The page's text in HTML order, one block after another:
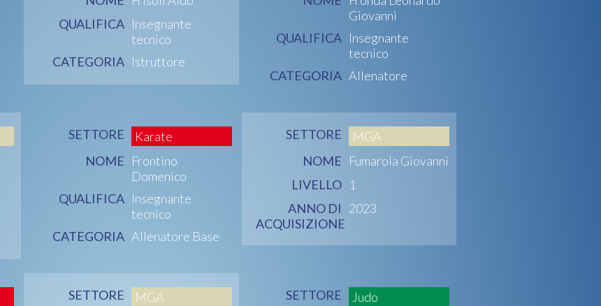
QUALIFICA Insegnante
tecnico
CATEGORIA Istruttore
Giovanni
QUALIFICA Insegnante
tecnico
CATEGORIA Allenatore
SETTORE
Karate
NOME Frontino
Domenico
QUALIFICA Insegnante
tecnico
CATEGORIA Allenatore Base
SETTORE
MGA
NOME Fumarola Giovanni
LIVELLO 1
ANNO DI
ACQUISIZIONE
2023
SETTORE
MGA
SETTORE
Judo